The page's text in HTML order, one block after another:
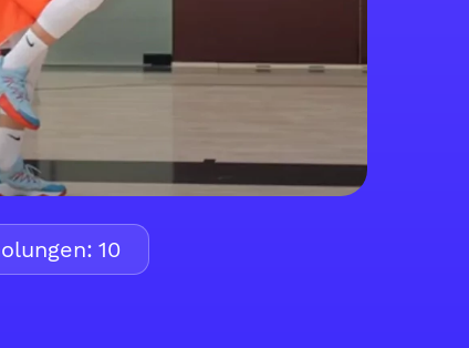
10